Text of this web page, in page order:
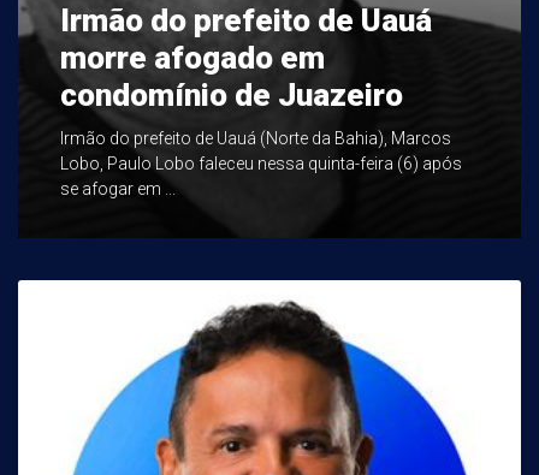
Irmão do prefeito de Uauá
morre afogado em
condomínio de Juazeiro
Irmão do prefeito de Uauá (Norte da Bahia), Marcos
Lobo, Paulo Lobo faleceu nessa quinta-feira (6) após
se afogar em ...